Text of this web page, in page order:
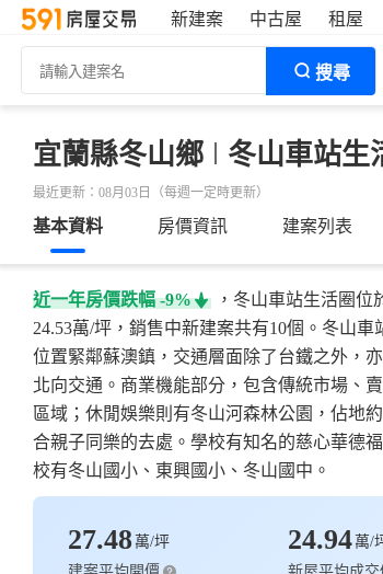
新建案 中古屋 租屋
搜尋
宜蘭縣冬山鄉 冬山車站生
最近更新：08月03日（每週一定時更新）
基本資料 房價資訊 建案列表
近一年房價跌幅-9%
，冬山車站生活圈
24.53萬/坪，銷售中新建案共有10個。冬山車
位置緊鄰蘇澳鎮，交通層面除了台鐵之外，
北向交通。商業機能部分，包含傳統市場、
區域；休閒娛樂則有冬山河森林公園，佔地
合親子同樂的去處。學校有知名的慈心華德
校有冬山國小、東興國小、冬山國中。
27.48 萬/坪
24.94 萬/